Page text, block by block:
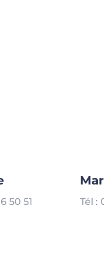
50 51 Tél :